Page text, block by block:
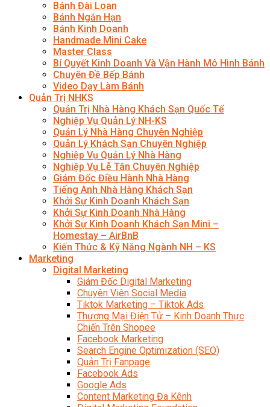
Bánh Đài Loan
Bánh Ngắn Hạn
Bánh Kinh Doanh
Handmade Mini Cake
Master Class
Bí Quyết Kinh Doanh Và Vận Hành Mô Hình Bánh
Chuyên Đề Bếp Bánh
Video Dạy Làm Bánh
Quản Trị NHKS
Quản Trị Nhà Hàng Khách Sạn Quốc Tế
Nghiệp Vụ Quản Lý NH-KS
Quản Lý Nhà Hàng Chuyên Nghiệp
Quản Lý Khách Sạn Chuyên Nghiệp
Nghiệp Vụ Quản Lý Nhà Hàng
Nghiệp Vụ Lễ Tân Chuyên Nghiệp
Giám Đốc Điều Hành Nhà Hàng
Tiếng Anh Nhà Hàng Khách Sạn
Khởi Sự Kinh Doanh Khách Sạn
Khởi Sự Kinh Doanh Nhà Hàng
Khởi Sự Kinh Doanh Khách Sạn Mini –
Homestay – AirBnB
Kiến Thức & Kỹ Năng Ngành NH – KS
Marketing
Digital Marketing
Giám Đốc Digital Marketing
Chuyên Viên Social Media
Tiktok Marketing – Tiktok Ads
Thương Mại Điện Tử – Kinh Doanh Thực
Chiến Trên Shopee
Facebook Marketing
Search Engine Optimization (SEO)
Quản Trị Fanpage
Facebook Ads
Google Ads
Content Marketing Đa Kênh